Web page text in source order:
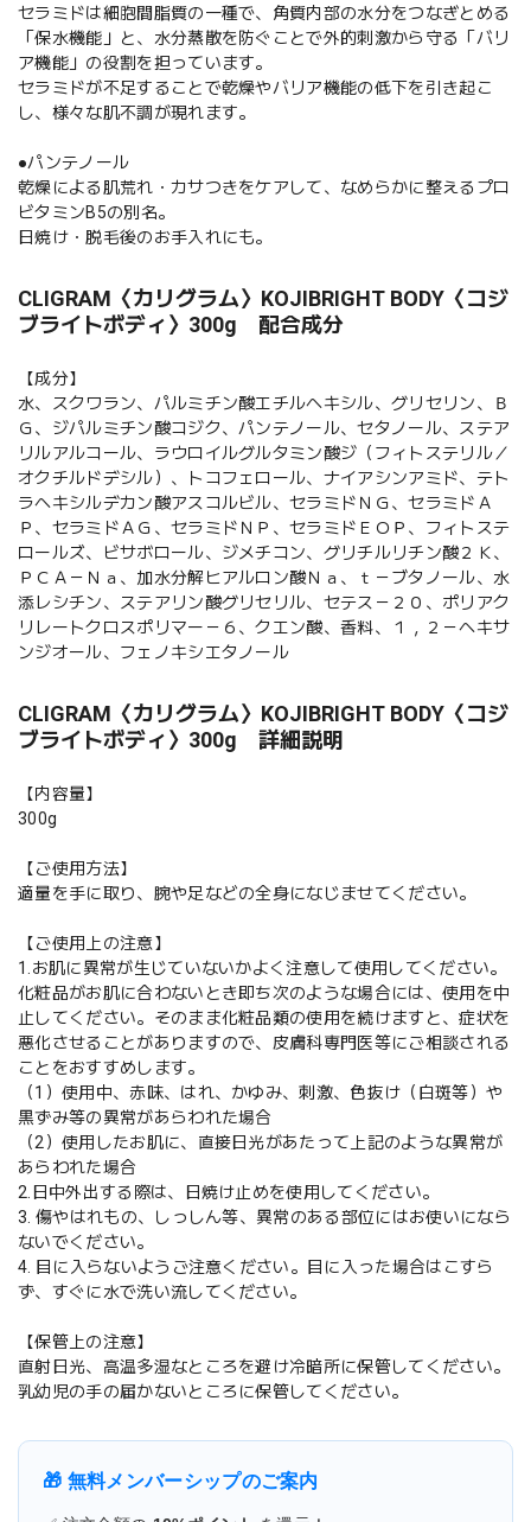
セラミドは細胞間脂質の一種で、角質内部の水分をつなぎとめる
「保水機能」と、水分蒸散を防ぐことで外的刺激から守る「バリ
ア機能」の役割を担っています。
セラミドが不足することで乾燥やバリア機能の低下を引き起こ
し、様々な肌不調が現れます。
●パンテノール
乾燥による肌荒れ・カサつきをケアして、なめらかに整えるプロ
ビタミンB5の別名。
日焼け・脱毛後のお手入れにも。
CLIGRAM〈カリグラム〉KOJIBRIGHT BODY〈コジ
ブライトボディ〉300g 配合成分
【成分】
水、スクワラン、パルミチン酸エチルヘキシル、グリセリン、Ｂ
Ｇ、ジパルミチン酸コジク、パンテノール、セタノール、ステア
リルアルコール、ラウロイルグルタミン酸ジ（フィトステリル／
オクチルドデシル）、トコフェロール、ナイアシンアミド、テト
ラヘキシルデカン酸アスコルビル、セラミドＮＧ、セラミドＡ
Ｐ、セラミドＡＧ、セラミドＮＰ、セラミドＥＯＰ、フィトステ
ロールズ、ビサボロール、ジメチコン、グリチルリチン酸２Ｋ、
ＰＣＡ－Ｎａ、加水分解ヒアルロン酸Ｎａ、ｔ－ブタノール、水
添レシチン、ステアリン酸グリセリル、セテス－２０、ポリアク
リレートクロスポリマー－６、クエン酸、香料、１，２－ヘキサ
ンジオール、フェノキシエタノール
CLIGRAM〈カリグラム〉KOJIBRIGHT BODY〈コジ
ブライトボディ〉300g 詳細説明
【内容量】
300g
【ご使用方法】
適量を手に取り、腕や足などの全身になじませてください。
【ご使用上の注意】
1.お肌に異常が生じていないかよく注意して使用してください。
化粧品がお肌に合わないとき即ち次のような場合には、使用を中
止してください。そのまま化粧品類の使用を続けますと、症状を
悪化させることがありますので、皮膚科専門医等にご相談される
ことをおすすめします。
（1）使用中、赤味、はれ、かゆみ、刺激、色抜け（白斑等）や
黒ずみ等の異常があらわれた場合
（2）使用したお肌に、直接日光があたって上記のような異常が
あらわれた場合
2.日中外出する際は、日焼け止めを使用してください。
3. 傷やはれもの、しっしん等、異常のある部位にはお使いになら
ないでください。
4. 目に入らないようご注意ください。目に入った場合はこすら
ず、すぐに水で洗い流してください。
【保管上の注意】
直射日光、高温多湿なところを避け冷暗所に保管してください。
乳幼児の手の届かないところに保管してください。
🎁 無料メンバーシップのご案内